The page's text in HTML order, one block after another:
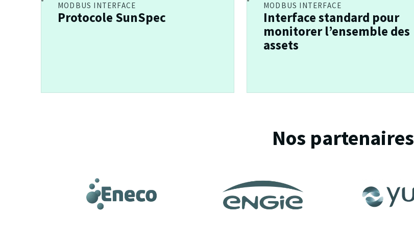
MODBUS INTERFACE
Protocole SunSpec
MODBUS INTERFACE
Interface standard pour
monitorer l’ensemble des
assets
Nos partenaires